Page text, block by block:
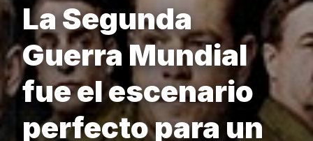
La Segunda
Guerra Mundial
fue el escenario
perfecto para un